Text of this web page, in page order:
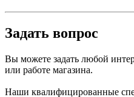
Задать вопрос
Вы можете задать любой
или работе магазина.
Наши квалифицированные